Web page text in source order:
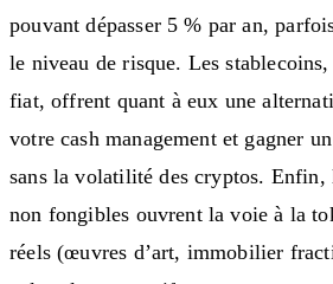
pouvant dépasser 5 % par an,
le niveau de risque. Les
fiat, offrent quant à eux une
votre cash management et gagner
sans la volatilité des cryptos. Enfin,
non fongibles ouvrent la voie à la
réels (œuvres d’art, immobilier